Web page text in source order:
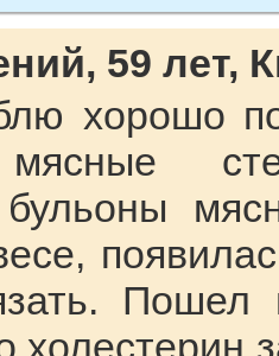
59 лет,
хорошо
бульоны
холестерин